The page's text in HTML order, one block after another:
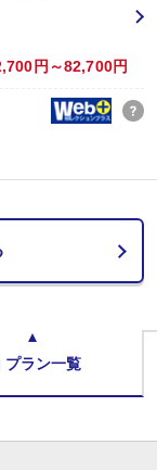
り多くなる場合、お
、ローション付(紗々羅
ンク【お酒含む】１杯
円→1600円
円
望にそえない場合があ
ます。（要問合せ）
ご用意できます。(要問
円～82,700円
プラン一覧